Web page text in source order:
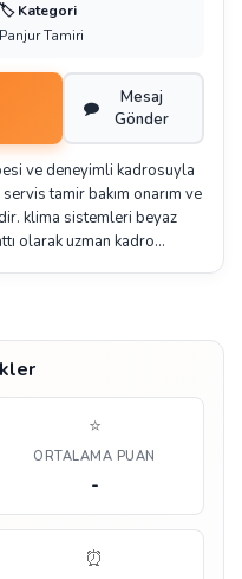
🏷️ Kategori
Panjur Tamiri
Mesaj
Gönder
ve deneyimli kadrosuyla
tamir bakım onarım ve
klima sistemleri beyaz
olarak uzman kadro…
⭐
ORTALAMA PUAN
-
⏰